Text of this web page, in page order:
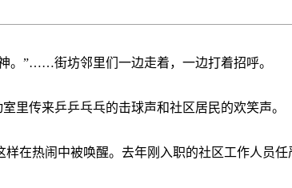
。”……街坊邻里们一边走着，一边打着招呼。
里传来乒乒乓乓的击球声和社区居民的欢笑声。
在热闹中被唤醒。去年刚入职的社区工作人员